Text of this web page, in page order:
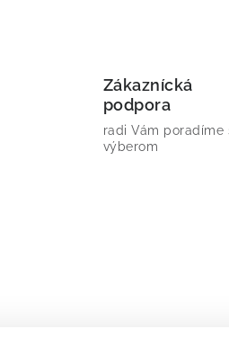
Zákaznícká
podpora
radi Vám poradíme
výberom